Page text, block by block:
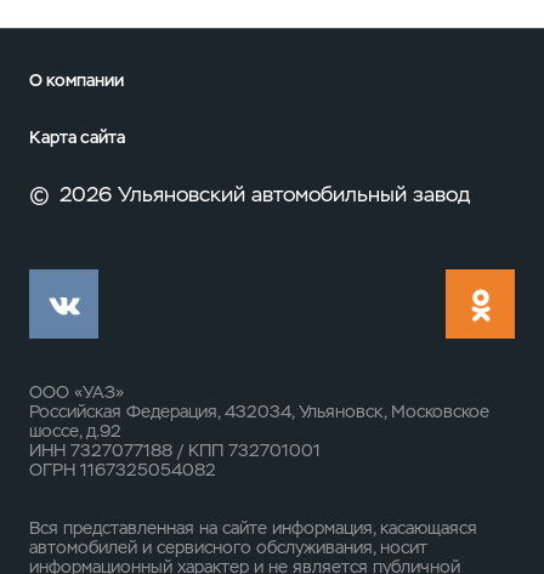
О компании
Карта сайта
© 2026 Ульяновский автомобильный завод
ООО «УАЗ»
Российская Федерация, 432034, Ульяновск, Московское
шоссе, д.92
ИНН 7327077188 / КПП 732701001
ОГРН 1167325054082
Вся представленная на сайте информация, касающаяся
автомобилей и сервисного обслуживания, носит
информационный характер и не является публичной